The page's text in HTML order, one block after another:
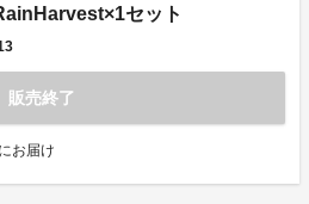
セット
販売終了
お届け